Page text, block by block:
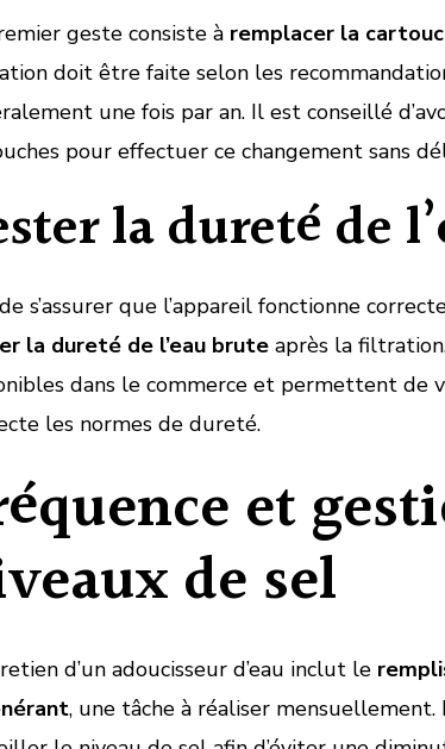
geste consiste à remplacer la
doit être faite selon les
une fois par an. Il est conseillé
pour effectuer ce changement sans
la dureté de
s’assurer que l’appareil fonctionne
la dureté de l’eau brute après la
dans le commerce et permettent de
les normes de dureté.
et
de sel
d’un adoucisseur d’eau inclut le
, une tâche à réaliser